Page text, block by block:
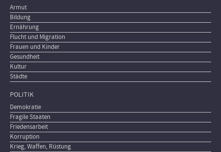
Armut
Bildung
Ernährung
Flucht und Migration
Frauen und Kinder
Gesundheit
Kultur
Städte
POLITIK
Demokratie
Fragile Staaten
Friedensarbeit
Korruption
Krieg, Waffen, Rüstung